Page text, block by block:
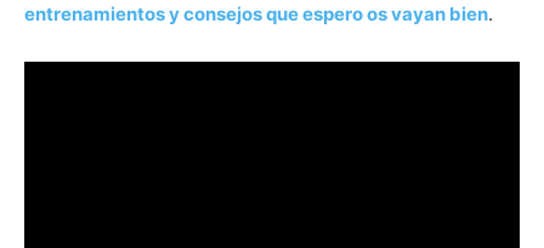
entrenamientos y consejos que espero os vayan bien.